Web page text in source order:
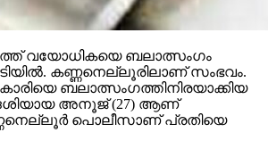
വയോധികയെ ബലാത്സംഗം
കണ്ണനെല്ലൂരിലാണ് സംഭവം.
ബലാത്സംഗത്തിനിരയാക്കിയ
അനൂജ് (27) ആണ്
പൊലീസാണ് പ്രതിയെ